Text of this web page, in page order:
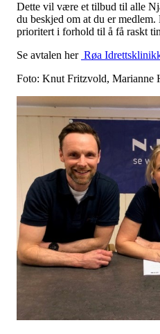
Dette vil være et tilbud til alle
du beskjed om at du er
prioritert i forhold til å få raskt
Se avtalen her Røa
Foto: Knut Fritzvold, Marianne